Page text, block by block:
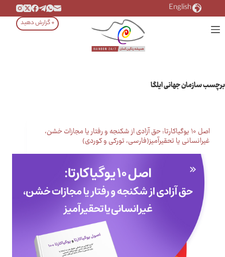
به
محتوا
English
+ گزارش دهید
برچسبسازمان جهانی ایلگا
اصل ۱۰ یوگیاکارتا: حق آزادی از شکنجه و رفتار یا مجازات خشن،
غیرانسانی یا تحقیرآمیز(فارسی، تورکی و کوردی)